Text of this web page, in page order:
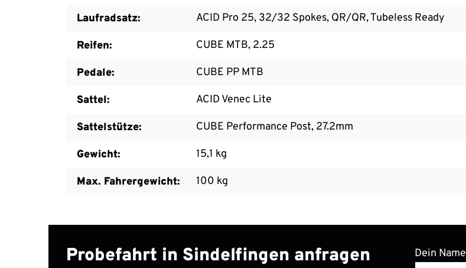
Laufradsatz: ACID Pro 25, 32/32 Spokes, QR/QR, Tubeless Ready
Reifen: CUBE MTB, 2.25
Pedale: CUBE PP MTB
Sattel: ACID Venec Lite
Sattelstütze: CUBE Performance Post, 27.2mm
Gewicht: 15,1 kg
Max. Fahrergewicht: 100 kg
Probefahrt in Sindelfingen anfragen Dein Name